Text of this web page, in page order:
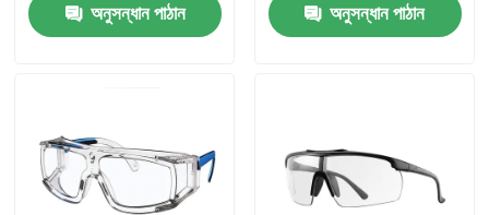
বাড়ি
অনুসন্ধান পাঠান
অনুসন্ধান পাঠান